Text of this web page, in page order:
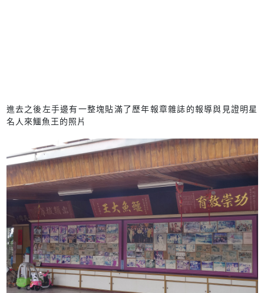
進去之後左手邊有一整塊貼滿了歷年報章雜誌的報導與見證明星
名人來鱷魚王的照片